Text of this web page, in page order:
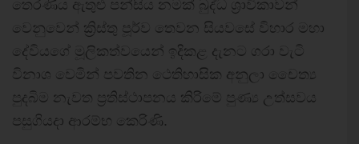
තෙරණිය ඇතුළු පන්සිය නමක් බුද්ධ ශ්‍රාවිකාවන්
වෙනුවෙන් ක්‍රිස්තු පූර්ව තෙවන සියවසේ විහාර මහා
දේවියගේ මූලිකත්වයෙන් ඉදිකළ දැනට ගරා වැටි
විනාශ වෙමින් පවතින ථෙතිහාසික අනුලා චෛත්‍ය
පුදබිම නැවත ප්‍රතිස්ථාපනය කිරිමේ පුණ්‍ය උත්සවය
පසුගියදා ආරම්භ කෙරිණි.